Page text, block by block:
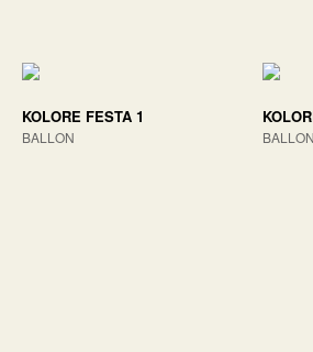
KOLORE FESTA 1
BALLON BALLON